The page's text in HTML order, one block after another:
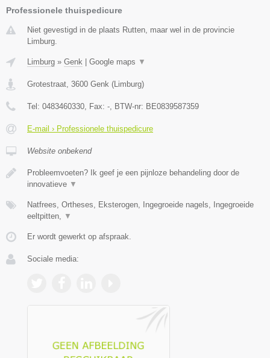
Professionele thuispedicure
Niet gevestigd in de plaats Rutten, maar wel in de provincie
Limburg.
Limburg » Genk Google maps ▼
Grotestraat 3600 Genk ( Limburg)
Tel: 0483460330 , Fax: - , BTW-nr: BE0839587359
E-mail › Professionele thuispedicure
Website onbekend
Probleemvoeten? Ik geef je een pijnloze behandeling door de
innovatieve ▼
Natfrees, Ortheses, Eksterogen, Ingegroeide nagels, Ingegroeide
eeltpitten,
▼
Er wordt gewerkt op afspraak.
Sociale media: